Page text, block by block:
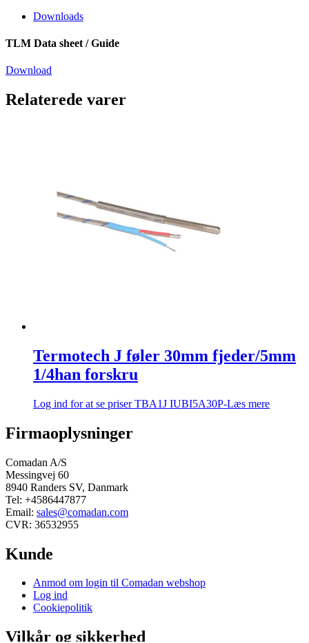
Downloads
TLM Data sheet / Guide
Download
Relaterede varer
Termotech J føler 30mm fjeder/5mm
1/4han forskru
Log ind for at se priserTBA1J IUBI5A30P-Læs mere
Firmaoplysninger
Comadan A/S
Messingvej 60
8940 Randers SV, Danmark
Tel: +4586447877
Email: sales@comadan.com
CVR: 36532955
Kunde
Main
Menu
Anmod om login til Comadan webshop
Log ind
Cookiepolitik
Vilkår og sikkerhed